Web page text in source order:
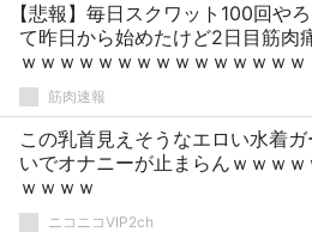
【悲報】毎日スクワット100回や
て昨日から始めたけど2日目筋肉
ｗｗｗｗｗｗｗｗｗｗｗｗｗｗｗ
筋肉速報
この乳首見えそうなエロい水着
いでオナニーが止まらんｗｗｗｗ
ｗｗｗｗ
ニコニコVIP2ch